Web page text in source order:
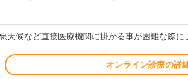
天候など直接医療機関に掛かる事が困難な際に
オンライン診療の詳